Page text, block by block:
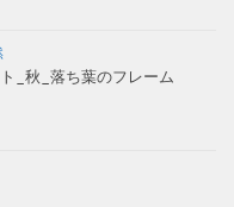
_秋_落ち葉のフレーム